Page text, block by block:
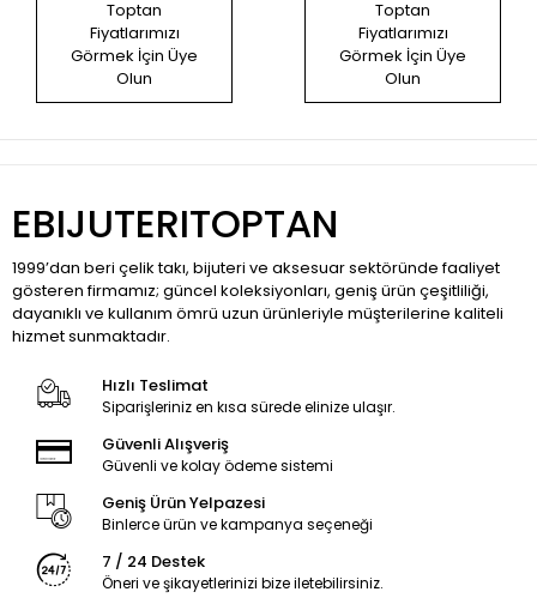
Toptan
Fiyatlarımızı
Görmek İçin Üye
Olun
Toptan
Fiyatlarımızı
Görmek İçin Üye
Olun
EBIJUTERITOPTAN
1999’dan beri çelik takı, bijuteri ve aksesuar sektöründe faaliyet
gösteren firmamız; güncel koleksiyonları, geniş ürün çeşitliliği,
dayanıklı ve kullanım ömrü uzun ürünleriyle müşterilerine kaliteli
hizmet sunmaktadır.
Hızlı Teslimat
Siparişleriniz en kısa sürede elinize ulaşır.
Güvenli Alışveriş
Güvenli ve kolay ödeme sistemi
Geniş Ürün Yelpazesi
Binlerce ürün ve kampanya seçeneği
7 / 24 Destek
Öneri ve şikayetlerinizi bize iletebilirsiniz.